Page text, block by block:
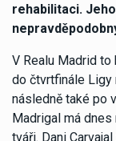
rehabilitaci.
V Realu Madrid
do čtvrtfinále Ligy
následně také po
Madrigal má
tváři. Dani